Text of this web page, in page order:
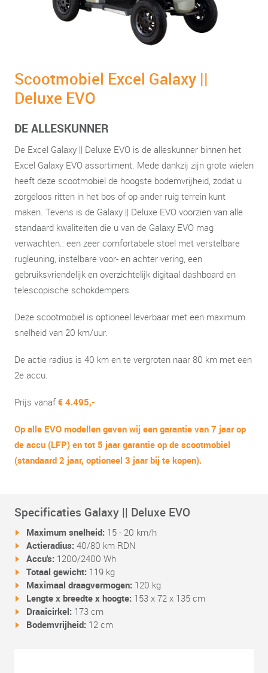
Scootmobiel Excel Galaxy ||
Deluxe EVO
DE ALLESKUNNER
De Excel Galaxy || Deluxe EVO is de alleskunner binnen het
Excel Galaxy EVO assortiment. Mede dankzij zijn grote wielen
heeft deze scootmobiel de hoogste bodemvrijheid, zodat u
zorgeloos ritten in het bos of op ander ruig terrein kunt
maken. Tevens is de Galaxy || Deluxe EVO voorzien van alle
standaard kwaliteiten die u van de Galaxy EVO mag
verwachten.: een zeer comfortabele stoel met verstelbare
rugleuning, instelbare voor- en achter vering, een
gebruiksvriendelijk en overzichtelijk digitaal dashboard en
telescopische schokdempers.
Deze scootmobiel is optioneel leverbaar met een maximum
snelheid van 20 km/uur.
De actie radius is 40 km en te vergroten naar 80 km met een
2e accu.
Prijs vanaf € 4.495,-
Op alle EVO modellen geven wij een garantie van 7 jaar op
de accu (LFP) en tot 5 jaar garantie op de scootmobiel
(standaard 2 jaar, optioneel 3 jaar bij te kopen).
Specificaties Galaxy || Deluxe EVO
Maximum snelheid: 15 - 20 km/h
Actieradius: 40/80 km RDN
Accu's: 1200/2400 Wh
Totaal gewicht: 119 kg
Maximaal draagvermogen: 120 kg
Lengte x breedte x hoogte: 153 x 72 x 135 cm
Draaicirkel: 173 cm
Bodemvrijheid: 12 cm